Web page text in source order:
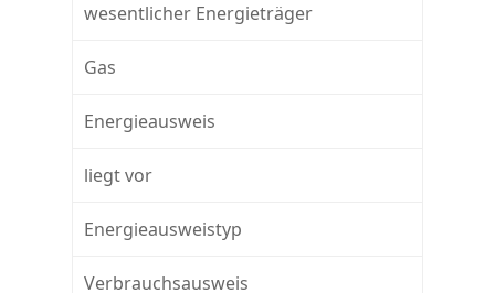
wesentlicher Energieträger
Gas
Energieausweis
liegt vor
Energieausweistyp
Verbrauchsausweis